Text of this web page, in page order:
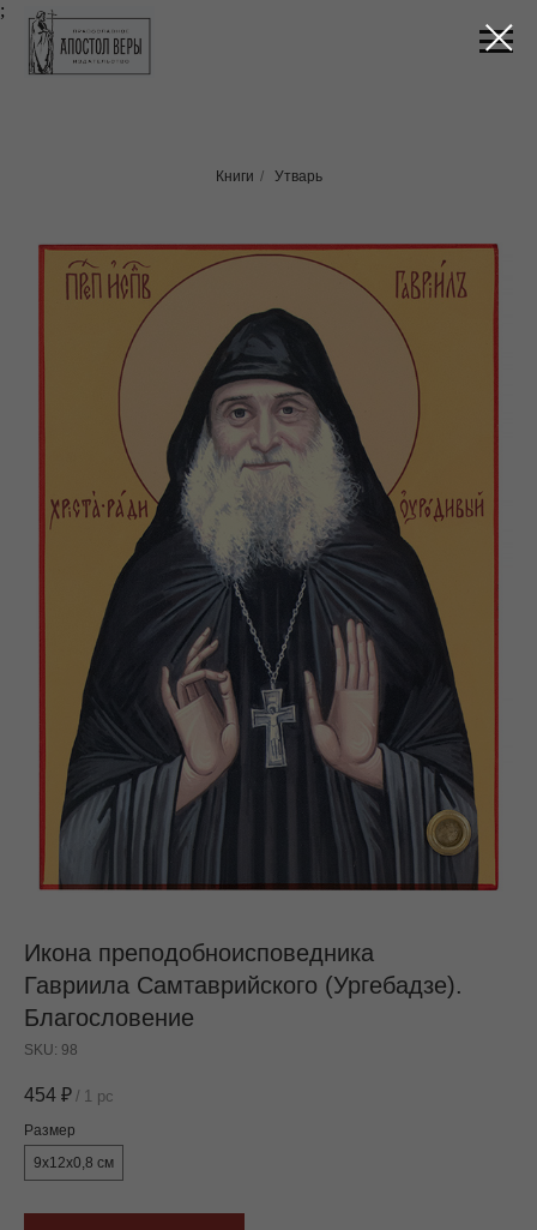
;
Книги / Утварь
Икона преподобноисповедника
Гавриила Самтаврийского (Ургебадзе).
Благословение
SKU: 98
454 ₽ / 1 pc
Размер
9x12x0,8 см